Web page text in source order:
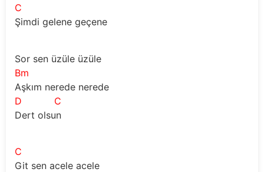
C
Şimdi gelene geçene
Sor sen üzüle üzüle
Bm
Aşkım nerede nerede
D
C
Dert olsun
C
Git sen acele acele